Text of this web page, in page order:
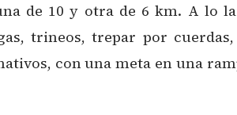
de 10 y otra de 6 km. A
trineos, trepar por
con una meta en una